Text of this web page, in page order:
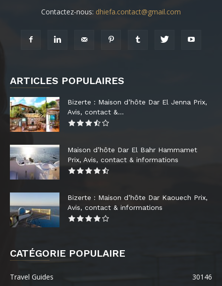
Contactez-nous: dhiefa.contact@gmail.com
ARTICLES POPULAIRES
Bizerte : Maison d’hôte Dar El Jenna Prix,
Avis, contact &...
Maison d’hôte Dar El Bahr Hammamet
Prix, Avis, contact & informations
Bizerte : Maison d’hôte Dar Kaouech Prix,
Avis, contact & informations
CATÉGORIE POPULAIRE
Travel Guides 30146